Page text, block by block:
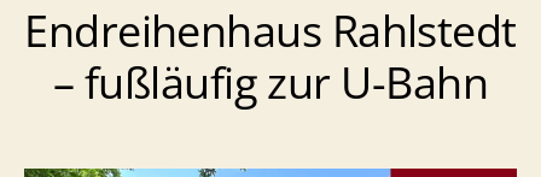
3
für
Endreihenhaus Rahlstedt
– fußläufig zur U-Bahn